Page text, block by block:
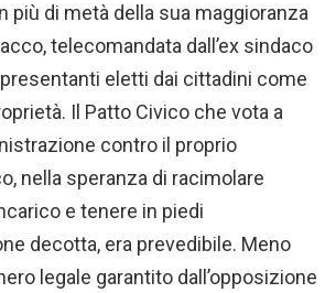
più di metà della sua maggioranza
telecomandata dall’ex sindaco
eletti dai cittadini come
Il Patto Civico che vota a
contro il proprio
nella speranza di racimolare
e tenere in piedi
decotta, era prevedibile. Meno
legale garantito dall’opposizione